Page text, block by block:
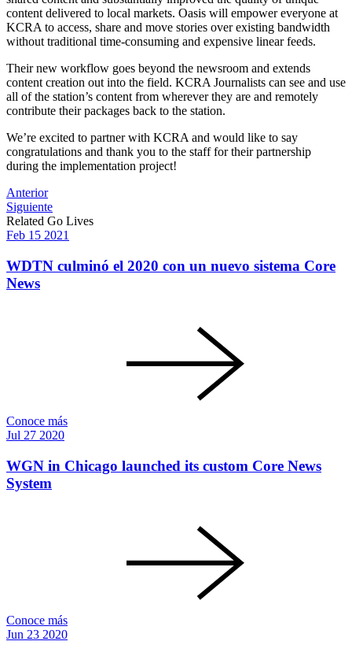
content delivered to local markets. Oasis will empower everyone at
KCRA to access, share and move stories over existing bandwidth
without traditional time-consuming and expensive linear feeds.
Their new workflow goes beyond the newsroom and extends
content creation out into the field. KCRA Journalists can see and use
all of the station’s content from wherever they are and remotely
contribute their packages back to the station.
We’re excited to partner with KCRA and would like to say
congratulations and thank you to the staff for their partnership
during the implementation project!
Post
navigation
Anterior
Siguiente
Related Go Lives
Feb 15 2021
WDTN culminó el 2020 con un nuevo sistema Core
News
Conoce más
Jul 27 2020
WGN in Chicago launched its custom Core News
System
Conoce más
Jun 23 2020